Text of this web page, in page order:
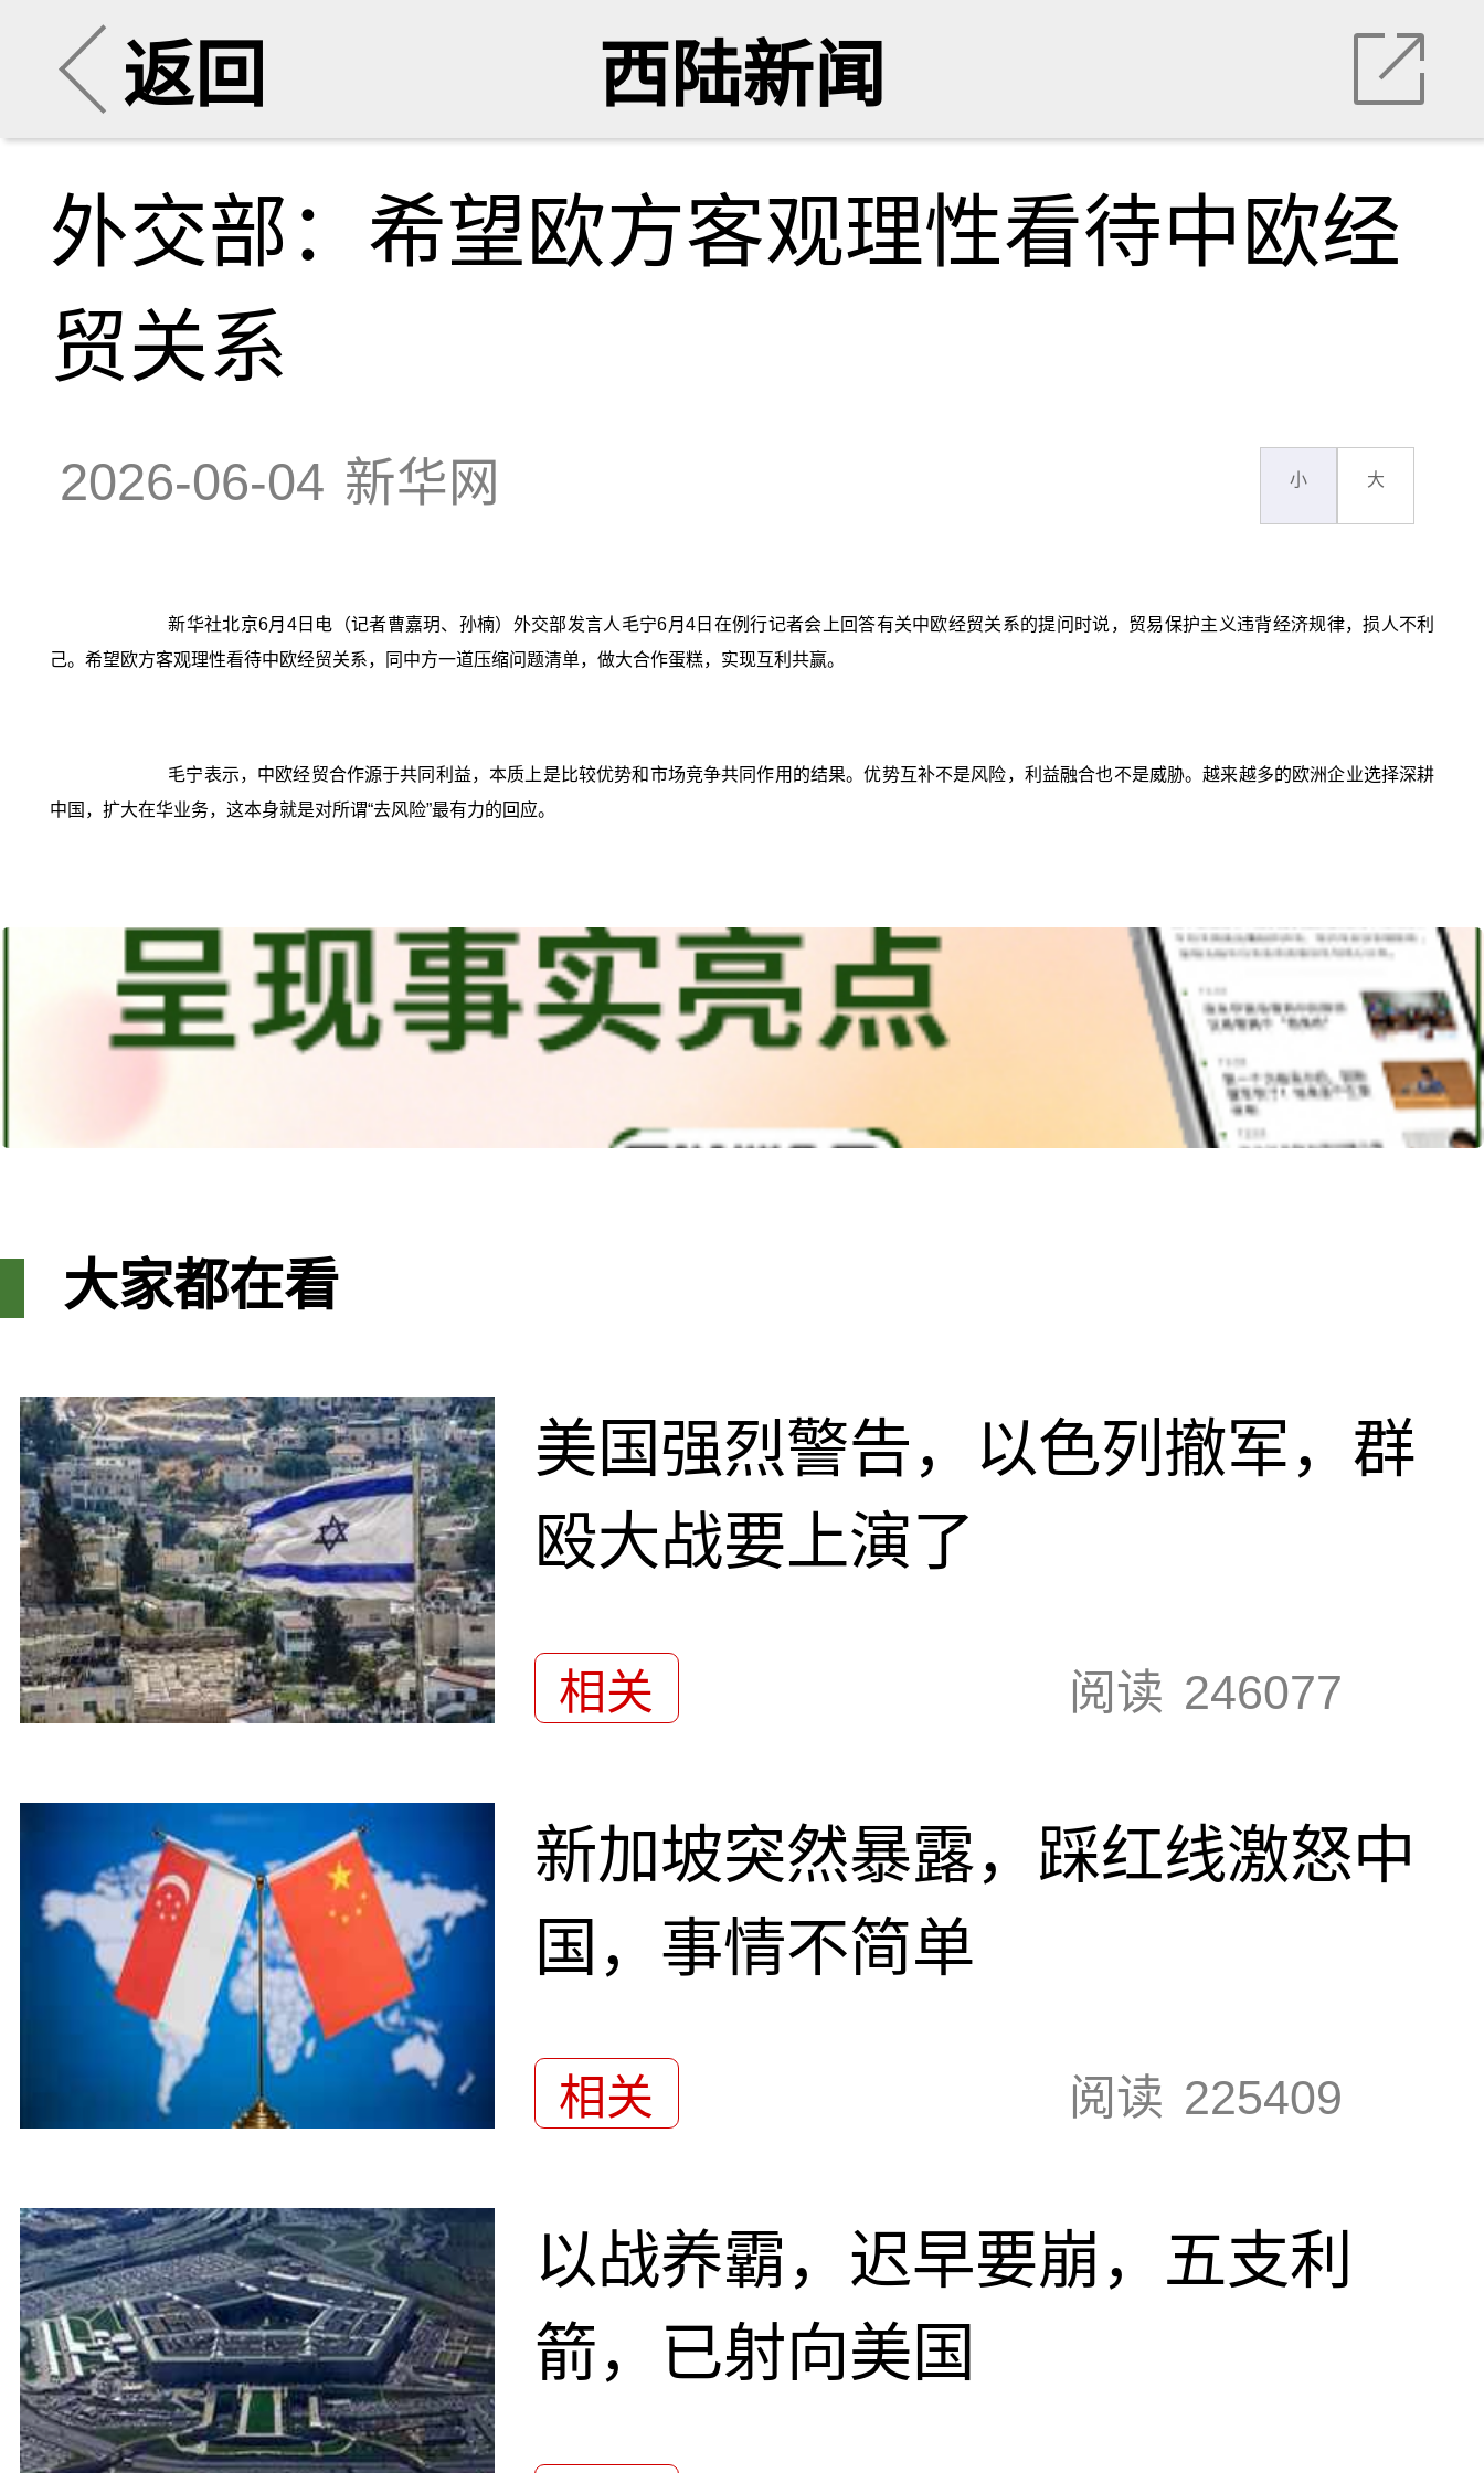
返回 西陆新闻
外交部：希望欧方客观理性看待中欧经
贸关系
2026-06-04 新华网 小 大
新华社北京6月4日电（记者曹嘉玥、孙楠）外交部发言人毛宁6月4日在例行记者会上回答有关中欧经贸关系的提问时说，贸易保护主义违背经济规律，损人不利
己。希望欧方客观理性看待中欧经贸关系，同中方一道压缩问题清单，做大合作蛋糕，实现互利共赢。
毛宁表示，中欧经贸合作源于共同利益，本质上是比较优势和市场竞争共同作用的结果。优势互补不是风险，利益融合也不是威胁。越来越多的欧洲企业选择深耕
中国，扩大在华业务，这本身就是对所谓“去风险”最有力的回应。
大家都在看
美国强烈警告，以色列撤军，群
殴大战要上演了
相关 阅读 246077
新加坡突然暴露，踩红线激怒中
国，事情不简单
相关 阅读 225409
以战养霸，迟早要崩，五支利
箭，已射向美国